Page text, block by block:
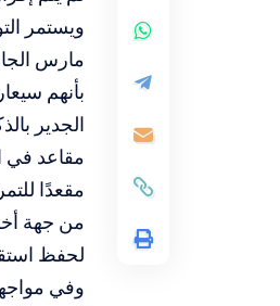
ويستمر
مارس
بأنهم
الجدير
مقعدًا
من جهة
لحفظ
وفي